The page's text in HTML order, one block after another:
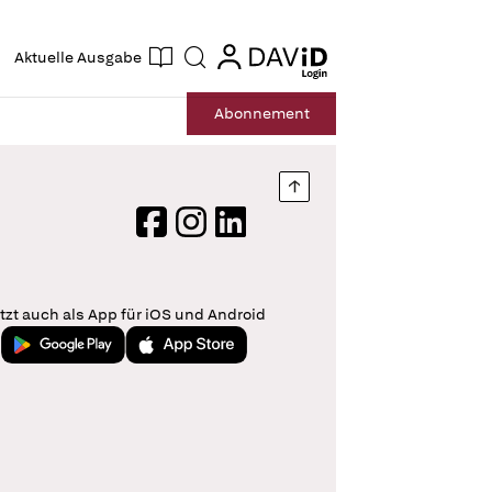
Aktuelle Ausgabe Suche login
login
Abonnement
Nach oben springen
FacebookInstagram
LinkedIn
auch als App für iOS und Android
Jetzt bei Google PlayLaden im App Store